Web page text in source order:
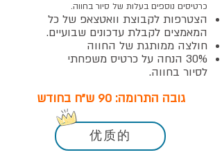
גובה התרומה: 90 ש"ח בחודש
优质的
כרטיסים נוספים בעלות של סיור בחווה.
הצטרפות לקבוצת וואטצאפ של כל
המאמצים לקבלת עדכונים שבועיים.
חולצה ממותגת של החווה
30% הנחה על כרטיס משפחתי
לסיור בחווה.